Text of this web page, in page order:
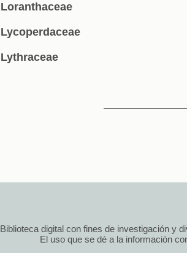
Loranthaceae
Lycoperdaceae
Lythraceae
Biblioteca digital con fines de investigación y
El uso que se dé a la información